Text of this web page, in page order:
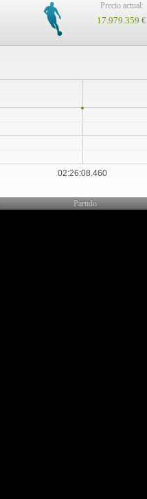
Precio actual:
17.979.359 €
02:26:08.460
Partido